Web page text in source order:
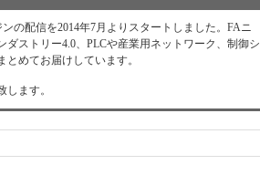
の配信を2014年7月よりスタートしました。FAニ
ストリー4.0、PLCや産業用ネットワーク、制御シ
めてお届けしています。
します。